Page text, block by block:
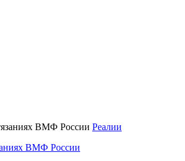
Реалии
ВМФ России